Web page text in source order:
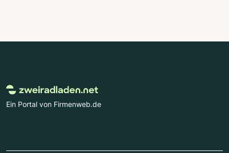
Ein Portal von Firmenweb.de